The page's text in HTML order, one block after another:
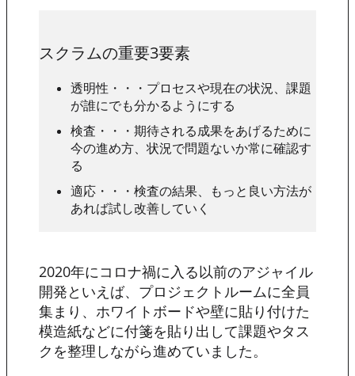
スクラムの重要3要素
透明性・・・プロセスや現在の状況、課題
が誰にでも分かるようにする
検査・・・期待される成果をあげるために
今の進め方、状況で問題ないか常に確認す
る
適応・・・検査の結果、もっと良い方法が
あれば試し改善していく
2020年にコロナ禍に入る以前のアジャイル
開発といえば、プロジェクトルームに全員
集まり、ホワイトボードや壁に貼り付けた
模造紙などに付箋を貼り出して課題やタス
クを整理しながら進めていました。